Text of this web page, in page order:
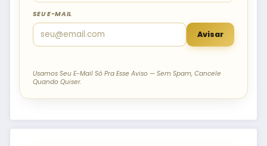
SEU E-MAIL
Avisar
Usamos Seu E-Mail Só Pra Esse Aviso — Sem Spam, Cancele
Quando Quiser.